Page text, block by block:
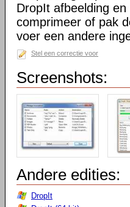
DropIt afbeelding
comprimeer of pak
voer een andere
Stel een correctie voor
Screenshots:
Andere edities:
DropIt